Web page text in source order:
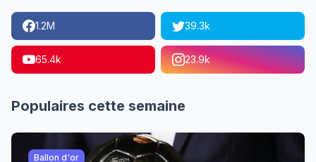
1.2M 39.3k
65.4k 23.9k
Populaires cette semaine
Ballon d'or